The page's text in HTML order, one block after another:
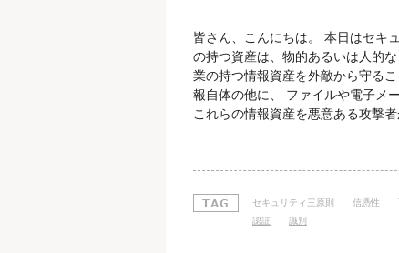
皆さん、こんにちは。 本日はセキ
の持つ資産は、物的あるいは人的
業の持つ情報資産を外敵から守る
報自体の他に、 ファイルや電子メ
これらの情報資産を悪意ある攻撃
原則として、「機密性・整合性・
ることをいいます。 機密性を保つ
セキュリティ三原則 信憑性
認証
識別